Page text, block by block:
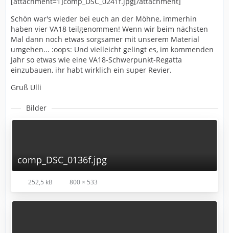
Schön war's wieder bei euch an der Möhne, immerhin
haben vier VA18 teilgenommen! Wenn wir beim nächsten
Mal dann noch etwas sorgsamer mit unserem Material
umgehen... :oops: Und vielleicht gelingt es, im kommenden
Jahr so etwas wie eine VA18-Schwerpunkt-Regatta
einzubauen, ihr habt wirklich ein super Revier.
Gruß Ulli
Bilder
comp_DSC_0136f.jpg
252,5 kB 800 × 533